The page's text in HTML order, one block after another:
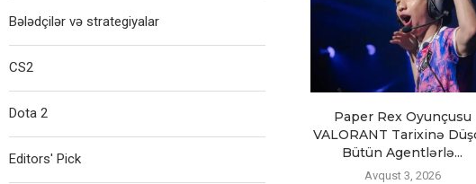
Paper Rex Oyunçusu
VALORANT Tarixinə
Bütün Agentlərlə...
Avqust 3, 2026
Bələdçilər və strategiyalar
CS2
Dota 2
Editors' Pick